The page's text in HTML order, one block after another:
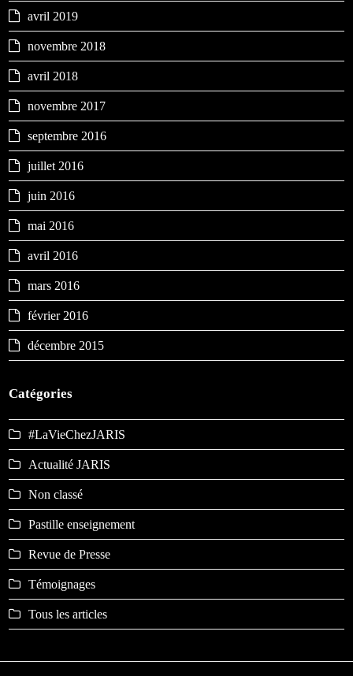
avril 2019
novembre 2018
avril 2018
novembre 2017
septembre 2016
juillet 2016
juin 2016
mai 2016
avril 2016
mars 2016
février 2016
décembre 2015
Catégories
#LaVieChezJARIS
Actualité JARIS
Non classé
Pastille enseignement
Revue de Presse
Témoignages
Tous les articles